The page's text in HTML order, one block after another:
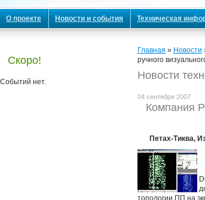
О проекте Новости и события Техническая
Скоро!
Событий нет.
Главная » Новости
ручного
Новости
04 сентября 2007
Компания
Петах-Тиква,
топологии ПП на